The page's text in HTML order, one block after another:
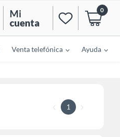
Mi
cuenta
0
Venta telefónica Ayuda
1